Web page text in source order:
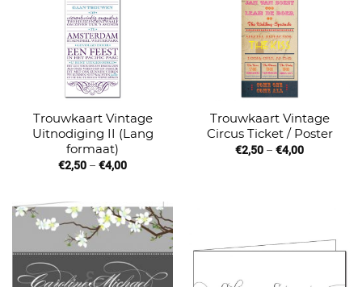
Trouwkaart Vintage
Uitnodiging II (Lang
formaat)
€2,50 – €4,00
Trouwkaart Vintage
Circus Ticket / Poster
€2,50 – €4,00